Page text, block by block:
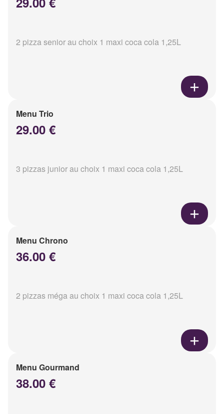
2 pizza senior au choix 1 maxi coca cola 1,25L
Menu Trio
29.00 €
3 pizzas junior au choix 1 maxi coca cola 1,25L
Menu Chrono
36.00 €
2 pizzas méga au choix 1 maxi coca cola 1,25L
Menu Gourmand
38.00 €